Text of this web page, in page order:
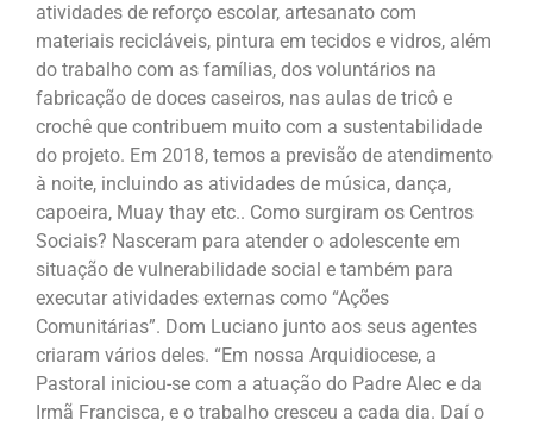
atividades de reforço escolar, artesanato com
materiais recicláveis, pintura em tecidos e vidros, além
do trabalho com as famílias, dos voluntários na
fabricação de doces caseiros, nas aulas de tricô e
crochê que contribuem muito com a sustentabilidade
do projeto. Em 2018, temos a previsão de atendimento
à noite, incluindo as atividades de música, dança,
capoeira, Muay thay etc.. Como surgiram os Centros
Sociais? Nasceram para atender o adolescente em
situação de vulnerabilidade social e também para
executar atividades externas como “Ações
Comunitárias”. Dom Luciano junto aos seus agentes
criaram vários deles. “Em nossa Arquidiocese, a
Pastoral iniciou-se com a atuação do Padre Alec e da
Irmã Francisca, e o trabalho cresceu a cada dia. Daí o